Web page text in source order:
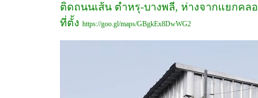
ติดถนนเส้น ตำหรุ-บางพลี, ห่างจากแยกคล
ที่ตั้ง https://goo.gl/maps/GBgkEx8DwWG2